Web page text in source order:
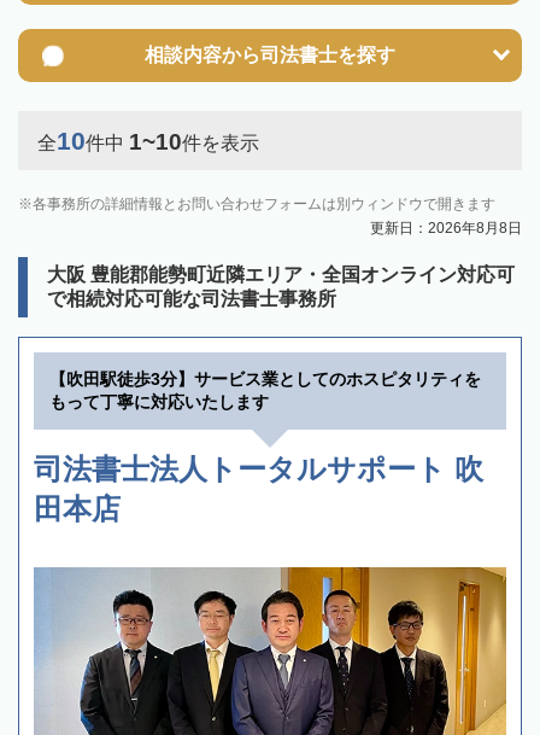
相談内容から司法書士を探す
全10件中 1~10件を表示
各事務所の詳細情報とお問い合わせフォームは別ウィンドウで開きます
更新日：2026年8月8日
大阪 豊能郡能勢町近隣エリア・全国オンライン対応可
で相続対応可能な司法書士事務所
【吹田駅徒歩3分】サービス業としてのホスピタリティを
もって丁寧に対応いたします
司法書士法人トータルサポート 吹
田本店